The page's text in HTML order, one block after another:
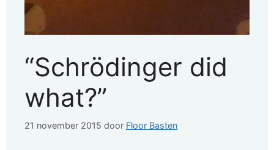
“Schrödinger did
what?”
21 november 2015 door Floor Basten